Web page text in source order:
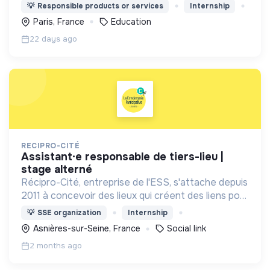
pour travailler !
💡 Responsible products or services Internship
Paris, France Education
22 days ago
RECIPRO-CITÉ
assistant·e responsable de tiers-lieu |
stage alterné
Récipro-Cité, entreprise de l'ESS, s'attache depuis
2011 à concevoir des lieux qui créent des liens pour
imaginer la ville solidaire de demain.
💡 SSE organization Internship
Asnières-sur-Seine, France Social link
2 months ago